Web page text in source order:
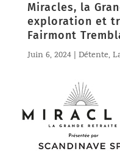
Miracles, la
exploration et
Fairmont
Juin 6, 2024| Détente,